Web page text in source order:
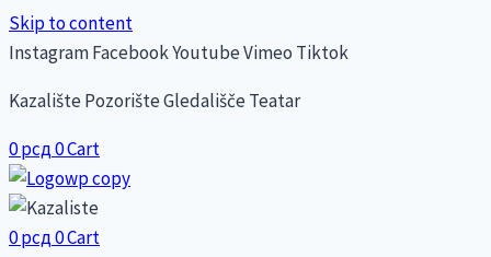
Skip to content
InstagramFacebookYoutubeVimeo Tiktok
Kazalište Pozorište Gledališče Teatar
0рсд0Cart
0рсд0Cart